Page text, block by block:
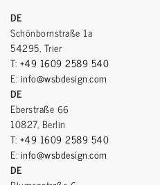
DE
Schönbornstraße 1a
54295, Trier
T: +49 1609 2589 540
E: info@wsbdesign.com
DE
Eberstraße 66
10827, Berlin
T: +49 1609 2589 540
E: info@wsbdesign.com
DE